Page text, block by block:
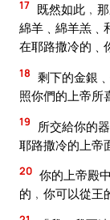
17 既然如此﹐
綿羊﹑綿羊羔﹑
在耶路撒冷的﹑
18 剩下的金銀
照你們的上帝所
19
所交給你的
耶路撒冷的上帝
20 你的上帝殿
的﹐你可以從王